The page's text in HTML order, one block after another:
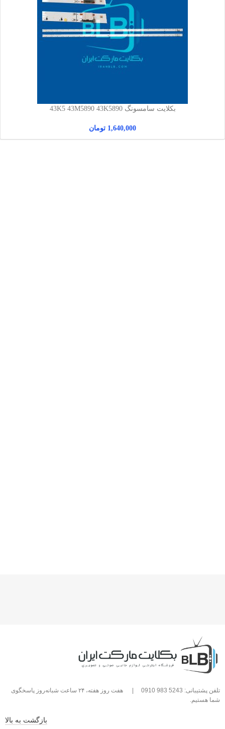
بکلایت سامسونگ 43K5 43M5890 43K5890
1,640,000 تومان
تلفن پشتیبانی: 5243 983 0910
هفت روز هفته، ۲۴ ساعت شبانه‌روز پاسخگوی
شما هستیم.
بازگشت به بالا